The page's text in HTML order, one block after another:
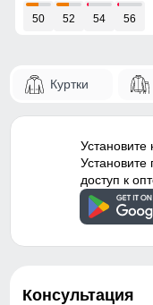
50 52 54 56
Куртки
Установите
доступ к
Консультация